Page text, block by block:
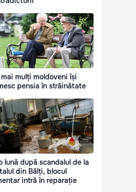
mulți moldoveni își
pensia în străinătate
lună după scandalul de la
din Bălți, blocul
intră în reparație